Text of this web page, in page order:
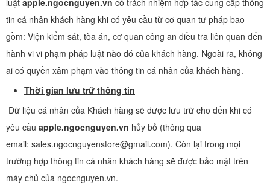
luật apple.ngocnguyen.vn có trách nhiệm hợp tác cung cấp thông
tin cá nhân khách hàng khi có yêu cầu từ cơ quan tư pháp bao
gồm: Viện kiểm sát, tòa án, cơ quan công an điều tra liên quan đến
hành vi vi phạm pháp luật nào đó của khách hàng. Ngoài ra, không
ai có quyền xâm phạm vào thông tin cá nhân của khách hàng.
Thời gian lưu trữ thông tin
Dữ liệu cá nhân của Khách hàng sẽ được lưu trữ cho đến khi có
yêu cầu apple.ngocnguyen.vn hủy bỏ (thông qua
email: sales.ngocnguyenstore@gmail.com). Còn lại trong mọi
trường hợp thông tin cá nhân khách hàng sẽ được bảo mật trên
máy chủ của ngocnguyen.vn.